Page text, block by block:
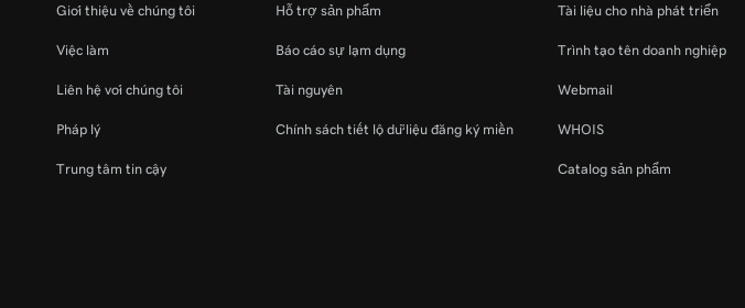
Giới thiệu về chúng tôi
Việc làm
Liên hệ với chúng tôi
Pháp lý
Trung tâm tin cậy
Hỗ trợ sản phẩm
Báo cáo sự lạm dụng
Tài nguyên
Chính sách tiết lộ dữ liệu đăng ký miền
Tài liệu cho nhà phát triển
Trình tạo tên doanh nghiệp
Webmail
WHOIS
Catalog sản phẩm